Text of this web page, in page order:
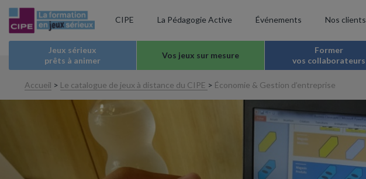
CIPE La Pédagogie Active Événements Nos clients
Jeux sérieux
prêts à animer
Vos jeux sur mesure
Former
vos collaborateurs
Accueil > Le catalogue de jeux à distance du CIPE > Économie & Gestion d’entreprise